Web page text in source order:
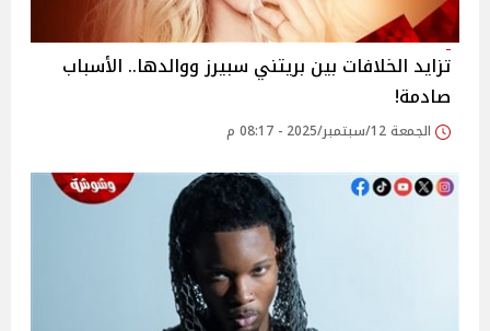
تزايد الخلافات بين بريتني سبيرز ووالدها.. الأسباب
صادمة!
الجمعة 12/سبتمبر/2025 - 08:17 م